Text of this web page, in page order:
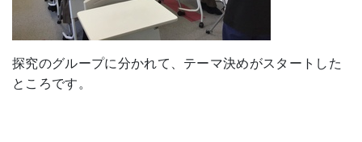
探究のグループに分かれて、テーマ決めがスタートした
ところです。